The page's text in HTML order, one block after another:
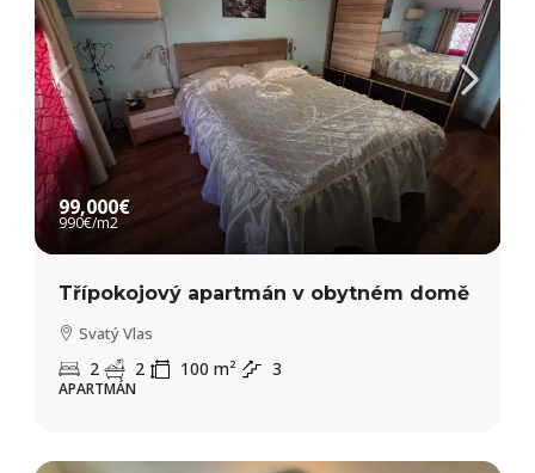
99,000€
990€/m2
Třípokojový apartmán v obytném domě
Svatý Vlas
2 2 100 m² 3
APARTMÁN